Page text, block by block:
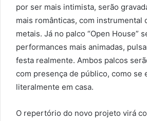
por ser mais intimista, serão
mais românticas, com instrumental
metais. Já no palco “Open House”
performances mais animadas,
festa realmente. Ambos palcos
com presença de público, como se
literalmente em casa.
O repertório do novo projeto virá